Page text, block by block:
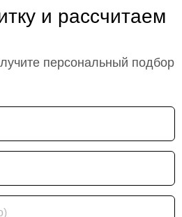
и рассчитаем
персональный подбор